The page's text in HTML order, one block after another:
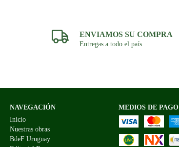
ENVIAMOS SU COMPRA
Entregas a todo el país
NAVEGACIÓN
Inicio
Nuestras obras
BdeF Uruguay
MEDIOS DE PAGO